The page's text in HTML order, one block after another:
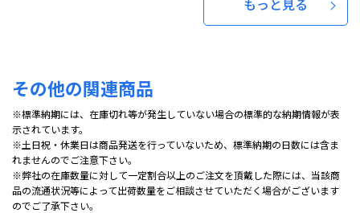
もっと見る
その他の関連商品
※標準納期には、在庫切れ等が発生していない場合の標準的な納期情報が表
示されています。
※土日祝・休業日は商品発送を行っていないため、標準納期の日数には含ま
れませんのでご注意下さい。
※弊社の在庫数量に対して一定割合以上のご注文を頂戴した際には、当該商
品の流通状況等によって出荷数量をご相談させていただく場合がございます
のでご了承下さい。